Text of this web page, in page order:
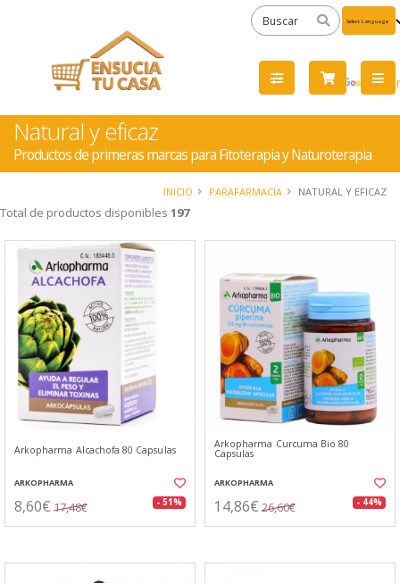
by
Natural y eficaz
Productos de primeras marcas para Fitoterapia y Naturoterapia
INICIO PARAFARMACIA NATURAL Y EFICAZ
Total de productos disponibles 197
Arkopharma Alcachofa 80 Capsulas
ARKOPHARMA
8,60€ 17,48€ - 51%
Arkopharma Curcuma Bio 80
Capsulas
ARKOPHARMA
14,86€ 26,60€ - 44%